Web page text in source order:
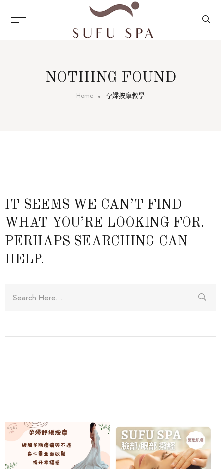
NOTHING FOUND
Home 孕婦按摩教學
IT SEEMS WE CAN’T FIND
WHAT YOU’RE LOOKING FOR.
PERHAPS SEARCHING CAN
HELP.